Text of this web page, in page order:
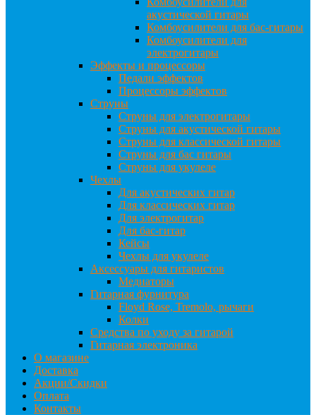
акустической гитары
Комбоусилители для бас-гитары
Комбоусилители для
электрогитары
Эффекты и процессоры
Педали эффектов
Процессоры эффектов
Струны
Струны для электрогитары
Струны для акустической гитары
Струны для классической гитары
Струны для бас гитары
Струны для укулеле
Чехлы
Для акустических гитар
Для классических гитар
Для электрогитар
Для бас-гитар
Кейсы
Чехлы для укулеле
Аксессуары для гитаристов
Медиаторы
Гитарная фурнитура
Floyd Rose, Tremolo, рычаги
Колки
Средства по уходу за гитарой
Гитарная электроника
О магазине
Доставка
Акции/Скидки
Оплата
Контакты